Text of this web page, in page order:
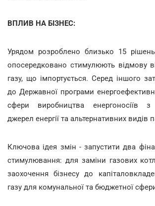
ВПЛИВ НА БІЗНЕС:
Урядом розроблено близько 15
опосередковано стимулюють відмову
газу, що імпортується. Серед іншого
до Державної програми
сфери виробництва енергоносіїв з
джерел енергії та альтернативних видів
Ключова ідея змін - запустити два
стимулювання: для заміни газових
заохочення бізнесу до
газу для комунальної та бюджетної